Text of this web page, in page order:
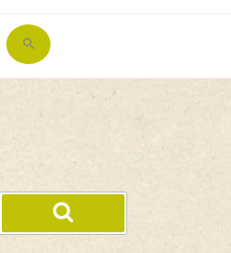
Search
for: